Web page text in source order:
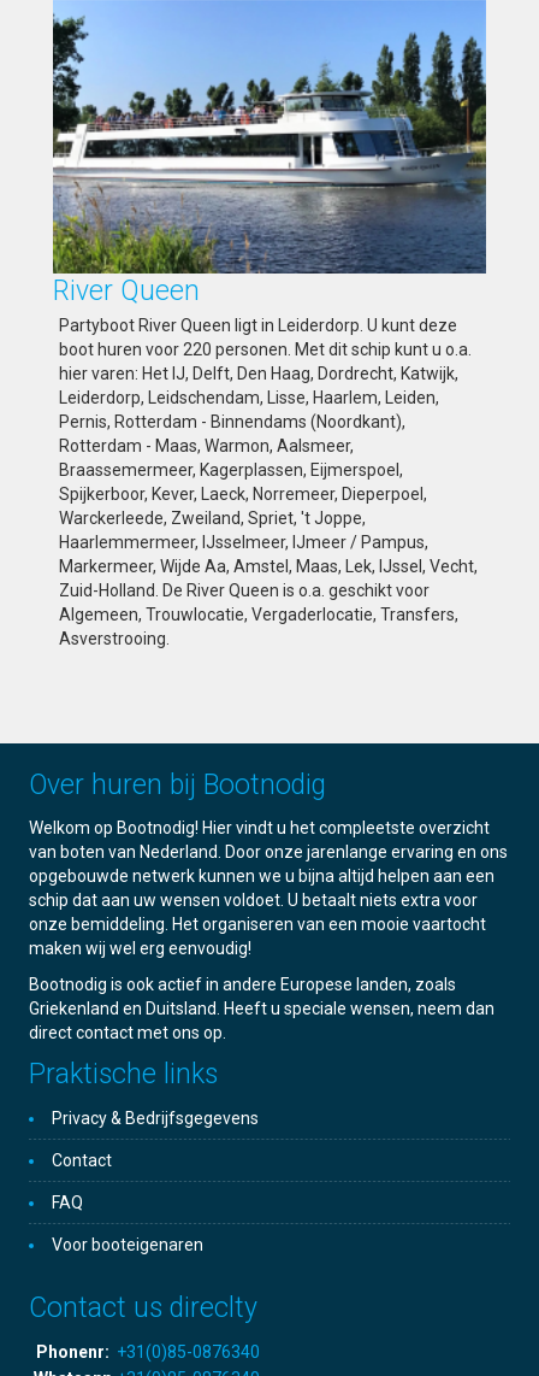
River Queen
Partyboot River Queen ligt in Leiderdorp. U kunt deze
boot huren voor 220 personen. Met dit schip kunt u o.a.
hier varen: Het IJ, Delft, Den Haag, Dordrecht, Katwijk,
Leiderdorp, Leidschendam, Lisse, Haarlem, Leiden,
Pernis, Rotterdam - Binnendams (Noordkant),
Rotterdam - Maas, Warmon, Aalsmeer,
Braassemermeer, Kagerplassen, Eijmerspoel,
Spijkerboor, Kever, Laeck, Norremeer, Dieperpoel,
Warckerleede, Zweiland, Spriet, 't Joppe,
Haarlemmermeer, IJsselmeer, IJmeer / Pampus,
Markermeer, Wijde Aa, Amstel, Maas, Lek, IJssel, Vecht,
Zuid-Holland. De River Queen is o.a. geschikt voor
Algemeen, Trouwlocatie, Vergaderlocatie, Transfers,
Asverstrooing.
Over huren bij Bootnodig
Welkom op Bootnodig! Hier vindt u het compleetste overzicht
van boten van Nederland. Door onze jarenlange ervaring en ons
opgebouwde netwerk kunnen we u bijna altijd helpen aan een
schip dat aan uw wensen voldoet. U betaalt niets extra voor
onze bemiddeling. Het organiseren van een mooie vaartocht
maken wij wel erg eenvoudig!
Bootnodig is ook actief in andere Europese landen, zoals
Griekenland en Duitsland. Heeft u speciale wensen, neem dan
direct contact met ons op.
Praktische links
Privacy & Bedrijfsgegevens
Contact
FAQ
Voor booteigenaren
Contact us direclty
Phonenr: +31(0)85-0876340